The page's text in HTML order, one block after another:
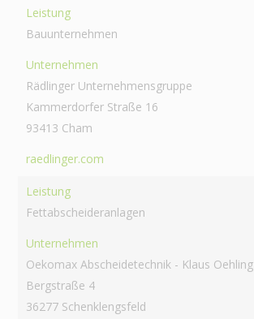
Leistung
Bauunternehmen
Unternehmen
Rädlinger Unternehmensgruppe
Kammerdorfer Straße 16
93413 Cham
raedlinger.com
Leistung
Fettabscheideranlagen
Unternehmen
Oekomax Abscheidetechnik - Klaus Oehling
Bergstraße 4
36277 Schenklengsfeld